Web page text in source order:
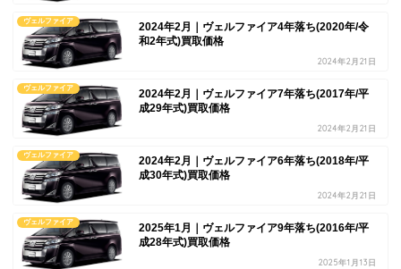
ヴェルファイア
2024年2月｜ヴェルファイア4年落ち(2020年/令
和2年式)買取価格
2024年2月21日
ヴェルファイア
2024年2月｜ヴェルファイア7年落ち(2017年/平
成29年式)買取価格
2024年2月21日
ヴェルファイア
2024年2月｜ヴェルファイア6年落ち(2018年/平
成30年式)買取価格
2024年2月21日
ヴェルファイア
2025年1月｜ヴェルファイア9年落ち(2016年/平
成28年式)買取価格
2025年1月13日